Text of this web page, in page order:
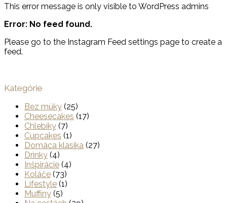
This error message is only visible to WordPress admins
Error: No feed found.
Please go to the Instagram Feed settings page to create a
feed.
Kategórie
Bez múky (25)
Cheesecakes (17)
Chlebíky (7)
Cupcakes (1)
Domáca klasika (27)
Drinky (4)
Inšpirácie (4)
Koláče (73)
Lifestyle (1)
Muffiny (5)